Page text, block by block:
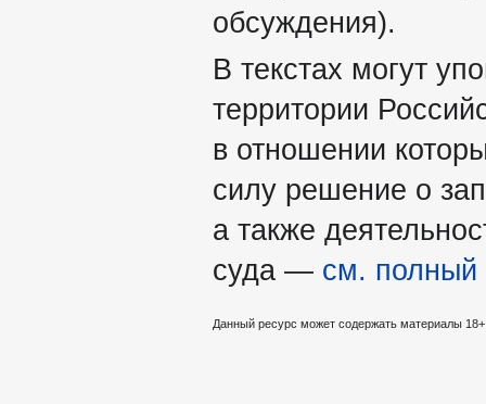
обсуждения).
В текстах могут
территории
в отношении
силу решение о
а также
суда — см. полный